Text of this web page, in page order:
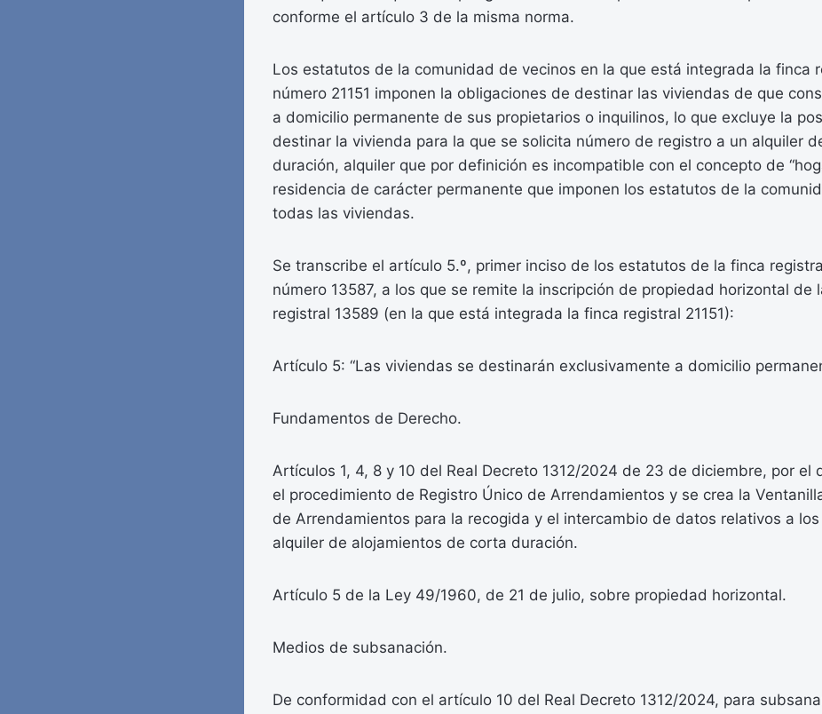
conforme el artículo 3 de la misma norma.
Los estatutos de la comunidad de vecinos en la que está integrada la finca
número 21151 imponen la obligaciones de destinar las viviendas de que
a domicilio permanente de sus propietarios o inquilinos, lo que excluye la
destinar la vivienda para la que se solicita número de registro a un alquiler
duración, alquiler que por definición es incompatible con el concepto de
residencia de carácter permanente que imponen los estatutos de la
todas las viviendas.
Se transcribe el artículo 5.º, primer inciso de los estatutos de la finca
número 13587, a los que se remite la inscripción de propiedad horizontal de
registral 13589 (en la que está integrada la finca registral 21151):
Artículo 5: “Las viviendas se destinarán exclusivamente a domicilio
Fundamentos de Derecho.
Artículos 1, 4, 8 y 10 del Real Decreto 1312/2024 de 23 de diciembre, por el
el procedimiento de Registro Único de Arrendamientos y se crea la
de Arrendamientos para la recogida y el intercambio de datos relativos a
alquiler de alojamientos de corta duración.
Artículo 5 de la Ley 49/1960, de 21 de julio, sobre propiedad horizontal.
Medios de subsanación.
De conformidad con el artículo 10 del Real Decreto 1312/2024, para